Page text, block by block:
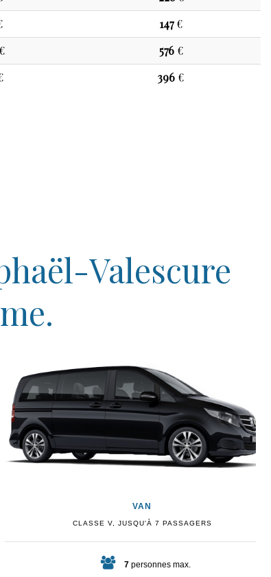
147€
€ 576€
396 €
Valescure
CLASSE V, JUSQU'À 7 PASSAGERS
7personnes max.